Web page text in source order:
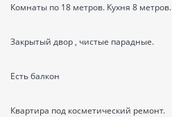
Комнаты по 18 метров. Кухня 8 метров.
Закрытый двор , чистые парадные.
Есть балкон
Квартира под косметический ремонт.